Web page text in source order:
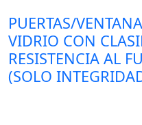
PUERTAS/
VIDRIO CON
RESISTENCIA AL
(SOLO